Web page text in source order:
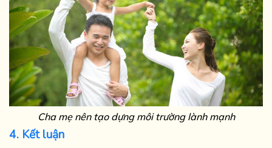
Cha mẹ nên tạo dựng môi trường lành mạnh
4. Kết luận